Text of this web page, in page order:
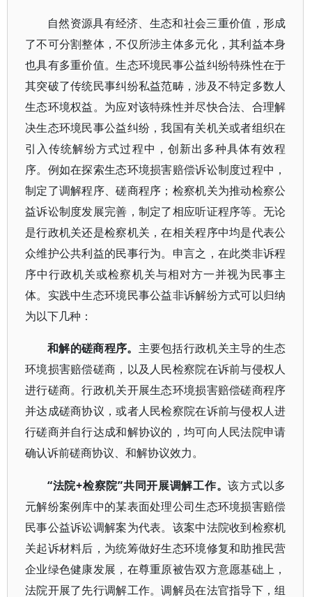
自然资源具有经济、生态和社会三重价值，形成
了不可分割整体，不仅所涉主体多元化，其利益本身
也具有多重价值。生态环境民事公益纠纷特殊性在于
其突破了传统民事纠纷私益范畴，涉及不特定多数人
生态环境权益。为应对该特殊性并尽快合法、合理解
决生态环境民事公益纠纷，我国有关机关或者组织在
引入传统解纷方式过程中，创新出多种具体有效程
序。例如在探索生态环境损害赔偿诉讼制度过程中，
制定了调解程序、磋商程序；检察机关为推动检察公
益诉讼制度发展完善，制定了相应听证程序等。无论
是行政机关还是检察机关，在相关程序中均是代表公
众维护公共利益的民事行为。申言之，在此类非诉程
序中行政机关或检察机关与相对方一并视为民事主
体。实践中生态环境民事公益非诉解纷方式可以归纳
为以下几种：
和解的磋商程序。 主要包括行政机关主导的生态
环境损害赔偿磋商，以及人民检察院在诉前与侵权人
进行磋商。行政机关开展生态环境损害赔偿磋商程序
并达成磋商协议，或者人民检察院在诉前与侵权人进
行磋商并自行达成和解协议的，均可向人民法院申请
确认诉前磋商协议、和解协议效力。
“法院+检察院”共同开展调解工作。该方式以多
元解纷案例库中的某表面处理公司生态环境损害赔偿
民事公益诉讼调解案为代表。该案中法院收到检察机
关起诉材料后，为统筹做好生态环境修复和助推民营
企业绿色健康发展，在尊重原被告双方意愿基础上，
法院开展了先行调解工作。调解员在法官指导下，组